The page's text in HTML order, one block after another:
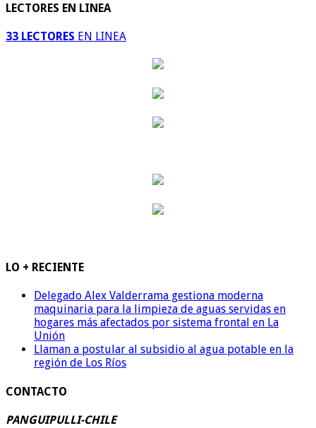
LECTORES EN LINEA
33 LECTORES EN LINEA
LO + RECIENTE
Delegado Alex Valderrama gestiona moderna
maquinaria para la limpieza de aguas servidas en
hogares más afectados por sistema frontal en La
Unión
Llaman a postular al subsidio al agua potable en la
región de Los Ríos
CONTACTO
PANGUIPULLI-CHILE